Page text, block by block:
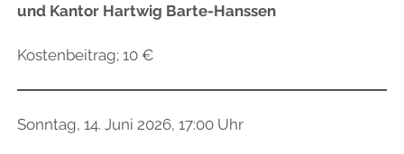
und Kantor Hartwig Barte-Hanssen
Kostenbeitrag; 10 €
Sonntag, 14. Juni 2026, 17:00 Uhr